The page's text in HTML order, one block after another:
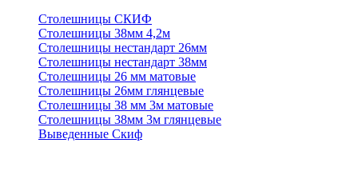
Столешницы СКИФ
Столешницы 38мм 4,2м
Столешницы нестандарт 26мм
Столешницы нестандарт 38мм
Столешницы 26 мм матовые
Столешницы 26мм глянцевые
Столешницы 38 мм 3м матовые
Столешницы 38мм 3м глянцевые
Выведенные Скиф